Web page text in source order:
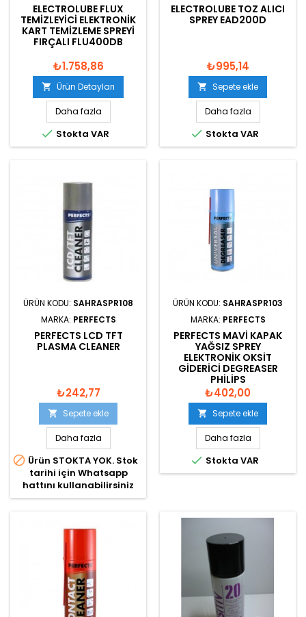
ELECTROLUBE FLUX
TEMIZLEYICI ELEKTRONIK
KART TEMIZLEME SPREYI
FIRÇALI FLU400DB
₺1.758,86
 Ürün Detayları
Daha fazla
 Stokta VAR
ELECTROLUBE TOZ ALICI
SPREY EAD200D
₺995,14
 Sepete ekle
Daha fazla
 Stokta VAR
ÜRÜN KODU: SAHRASPR108
MARKA: PERFECTS
PERFECTS LCD TFT
PLASMA CLEANER
₺242,77
 Sepete ekle
Daha fazla
 Ürün STOKTA YOK. Stok
tarihi için Whatsapp
hattını kullanabilirsiniz
ÜRÜN KODU: SAHRASPR103
MARKA: PERFECTS
PERFECTS MAVI KAPAK
YAĞSIZ SPREY
ELEKTRONIK OKSIT
GIDERICI DEGREASER
PHILIPS
₺402,00
 Sepete ekle
Daha fazla
 Stokta VAR